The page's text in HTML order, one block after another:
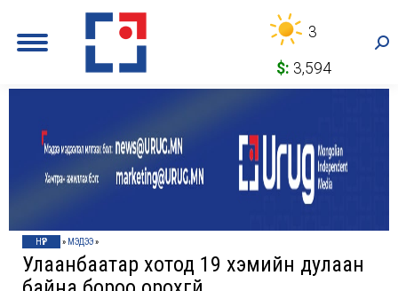
3
$: 3,594
НҮҮР » МЭДЭЭ»
Улаанбаатар хотод 19 хэмийн дулаан